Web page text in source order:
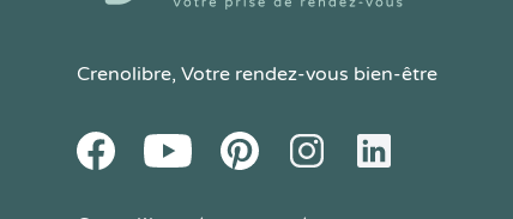
Crenolibre, Votre rendez-vous bien-être
FacebookYoutube PinteresetInstagramLinkedIn